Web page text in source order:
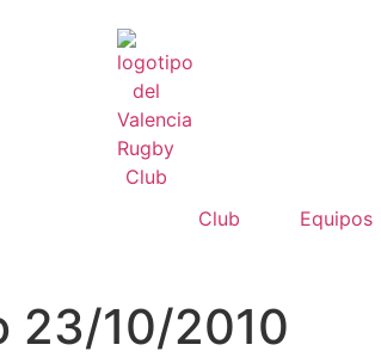
Club Equipos
23/10/2010